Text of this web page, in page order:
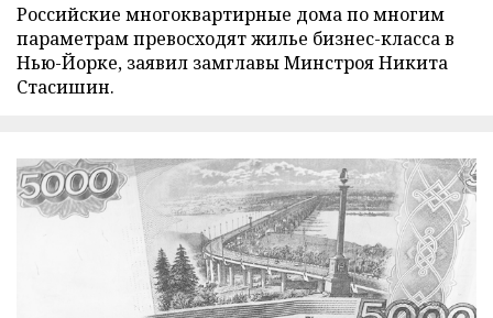
Российские многоквартирные дома по многим
параметрам превосходят жилье бизнес-класса в
Нью-Йорке, заявил замглавы Минстроя Никита
Стасишин.